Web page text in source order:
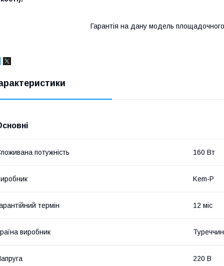
Гарантія на дану модель площадочного
потужність 160 Вт
Kem-P
термін 12 міс
виробник
220 В